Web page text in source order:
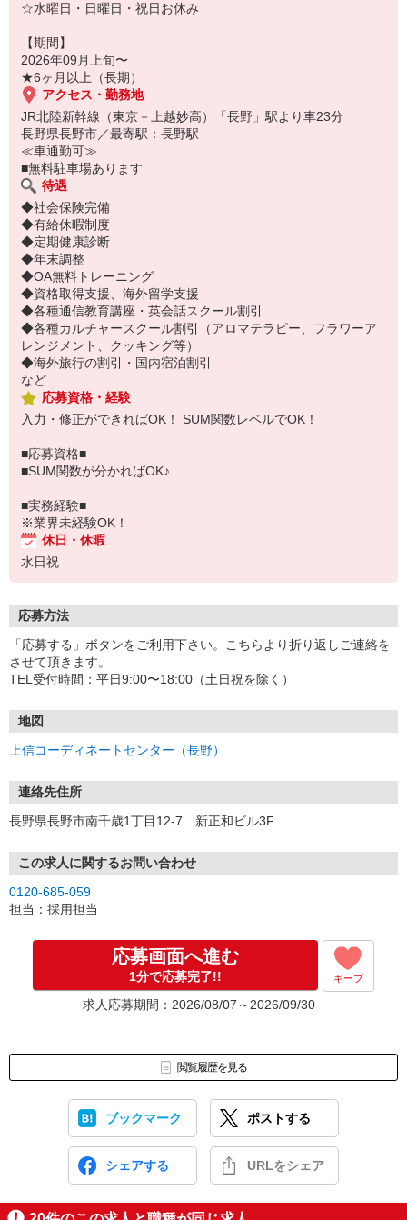
☆水曜日・日曜日・祝日お休み
【期間】
2026年09月上旬〜
★6ヶ月以上（長期）
アクセス・勤務地
JR北陸新幹線（東京－上越妙高）「長野」駅より車23分
長野県長野市／最寄駅：長野駅
≪車通勤可≫
■無料駐車場あります
待遇
◆社会保険完備
◆有給休暇制度
◆定期健康診断
◆年末調整
◆OA無料トレーニング
◆資格取得支援、海外留学支援
◆各種通信教育講座・英会話スクール割引
◆各種カルチャースクール割引（アロマテラピー、フラワーア
レンジメント、クッキング等）
◆海外旅行の割引・国内宿泊割引
など
応募資格・経験
入力・修正ができればOK！ SUM関数レベルでOK！
■応募資格■
■SUM関数が分かればOK♪
■実務経験■
※業界未経験OK！
休日・休暇
水日祝
応募方法
「応募する」ボタンをご利用下さい。こちらより折り返しご連絡を
させて頂きます。
TEL受付時間：平日9:00〜18:00（土日祝を除く）
地図
上信コーディネートセンター（長野）
連絡先住所
長野県長野市南千歳1丁目12-7 新正和ビル3F
この求人に関するお問い合わせ
0120-685-059
担当：採用担当
応募画面へ進む
1分で応募完了!! キープ
求人応募期間：2026/08/07～2026/09/30
閲覧履歴を見る
ブックマーク ポストする
シェアする URLをシェア